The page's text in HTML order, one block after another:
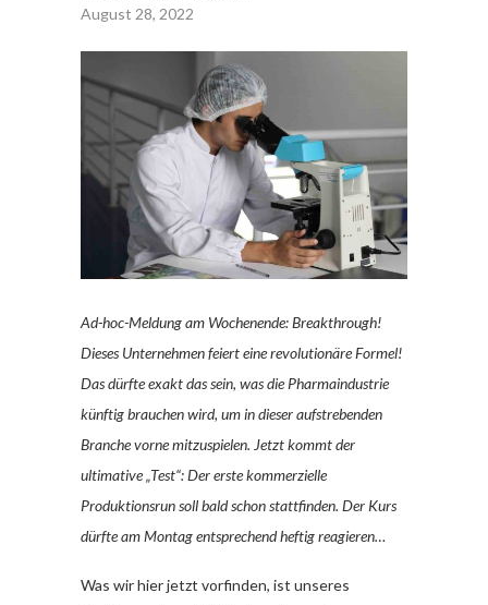
August 28, 2022
Ad-hoc-Meldung am Wochenende: Breakthrough!
Dieses Unternehmen feiert eine revolutionäre Formel!
Das dürfte exakt das sein, was die Pharmaindustrie
künftig brauchen wird, um in dieser aufstrebenden
Branche vorne mitzuspielen. Jetzt kommt der
ultimative „Test“: Der erste kommerzielle
Produktionsrun soll bald schon stattfinden. Der Kurs
dürfte am Montag entsprechend heftig reagieren…
Was wir hier jetzt vorfinden, ist unseres